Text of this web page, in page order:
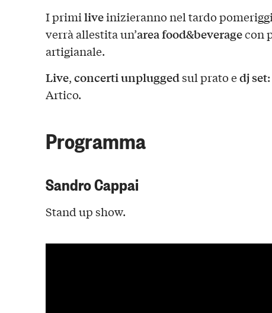
I primiliveinizieranno nel tardo
verrà allestita un’area food&beveragecon
artigianale.
Live,concerti unpluggedsul prato edj set
Artico.
Programma
Sandro Cappai
Stand up show.